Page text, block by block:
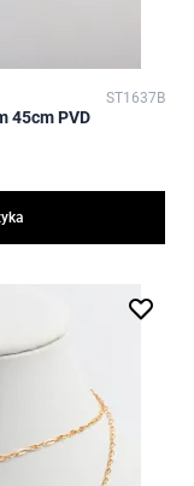
ST1637B
45cm PVD